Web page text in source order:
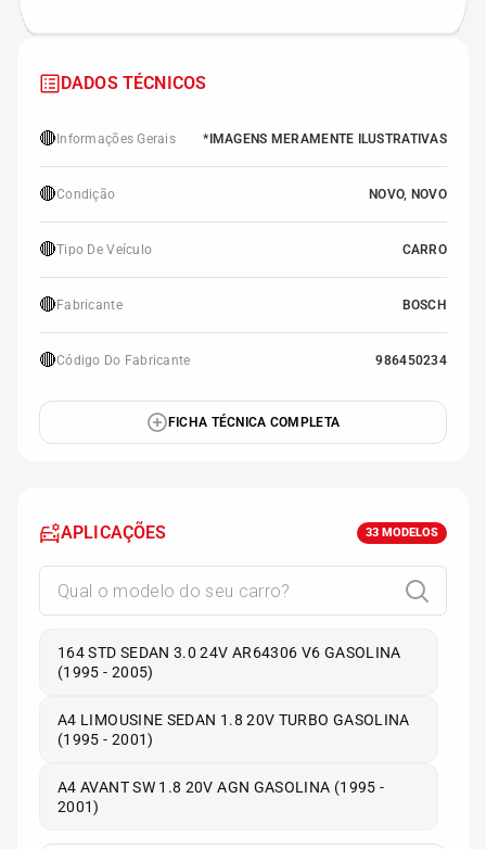
DADOS TÉCNICOS
🔴 Informações Gerais *IMAGENS MERAMENTE ILUSTRATIVAS
🔴Condição NOVO, NOVO
🔴Tipo De Veículo CARRO
🔴 Fabricante BOSCH
🔴Código Do Fabricante 986450234
FICHA TÉCNICA COMPLETA
APLICAÇÕES 33 MODELOS
164 STD SEDAN 3.0 24V AR64306 V6 GASOLINA
(1995 - 2005)
A4 LIMOUSINE SEDAN 1.8 20V TURBO GASOLINA
(1995 - 2001)
A4 AVANT SW 1.8 20V AGN GASOLINA (1995 -
2001)